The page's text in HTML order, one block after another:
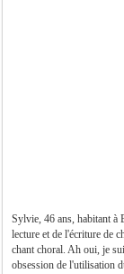
Sylvie, 46 ans, habitant à
lecture et de l'écriture de
chant choral. Ah oui, je
obsession de l'utilisation